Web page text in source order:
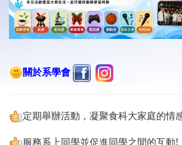
關於系學會
定期舉辦活動，凝聚食科大家庭的情
服務系上同學並促進同學之間的互動!